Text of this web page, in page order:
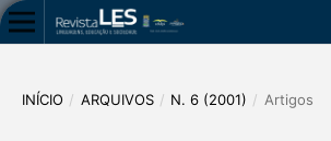
INÍCIO / ARQUIVOS / N. 6 (2001) / Artigos